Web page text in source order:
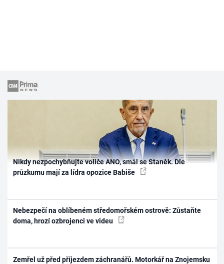
Nikdy nezpochybňujte voliče ANO, smál se Staněk. Dle
průzkumu mají za lídra opozice Babiše
Nebezpečí na oblíbeném středomořském ostrově: Zůstaňte
doma, hrozí ozbrojenci ve videu
Zemřel už před příjezdem záchranářů. Motorkář na Znojemsku